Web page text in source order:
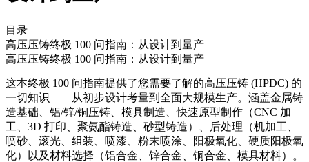
目录
高压压铸终极 100 问指南：从设计到量产
高压压铸终极 100 问指南：从设计到量产
这本终极 100 问指南提供了您需要了解的高压压铸 (HPDC) 的
一切知识——从初步设计考量到全面大规模生产。涵盖金属铸
造基础、铝/锌/铜压铸、模具制造、快速原型制作（CNC 加
工、3D 打印、聚氨酯铸造、砂型铸造）、后处理（机加工、
喷砂、滚光、组装、喷漆、粉末喷涂、阳极氧化、硬质阳极氧
化）以及材料选择（铝合金、锌合金、铜合金、模具材料）。